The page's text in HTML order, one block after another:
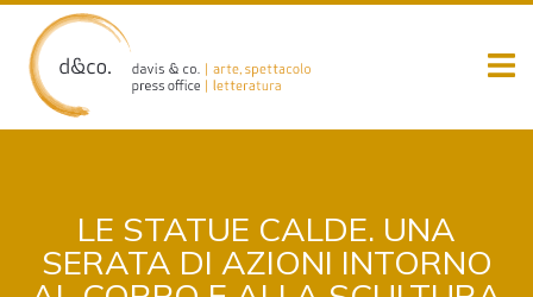
content
LE STATUE CALDE. UNA
SERATA DI AZIONI INTORNO